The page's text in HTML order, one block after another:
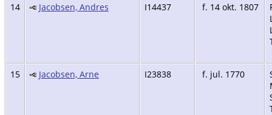
14 Jacobsen, Andres I14437 f. 14 okt. 1807
15 Jacobsen, Arne I23838 f. jul. 1770